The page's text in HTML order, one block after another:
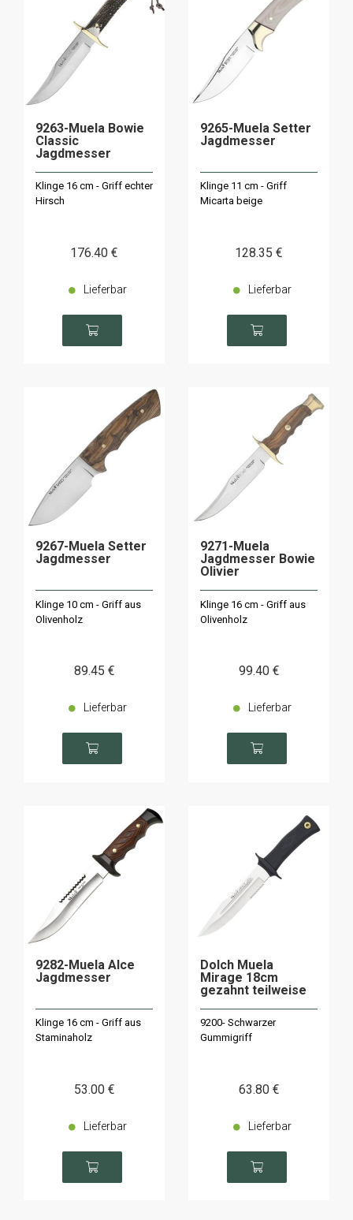
9263-Muela Bowie
Classic
Jagdmesser
Klinge 16 cm - Griff echter
Hirsch
176.40 €
Lieferbar
9265-Muela Setter
Jagdmesser
Klinge 11 cm - Griff
Micarta beige
128.35 €
Lieferbar
9267-Muela Setter
Jagdmesser
Klinge 10 cm - Griff aus
Olivenholz
89.45 €
Lieferbar
9271-Muela
Jagdmesser Bowie
Olivier
Klinge 16 cm - Griff aus
Olivenholz
99.40 €
Lieferbar
9282-Muela Alce
Jagdmesser
Klinge 16 cm - Griff aus
Staminaholz
53.00 €
Lieferbar
Dolch Muela
Mirage 18cm
gezahnt teilweise
9200- Schwarzer
Gummigriff
63.80 €
Lieferbar